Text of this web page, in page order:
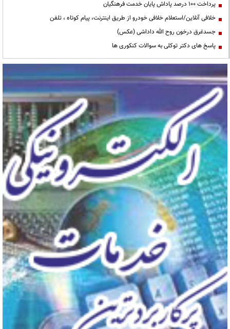
پرداخت ۱۰۰ درصد پاداش پایان خدمت فرهنگیان
خلافی آنلاین/استعلام خلافی خودرو از طریق اینترنت، پیام کوتاه ، تلفن
جسدغرق درخون روح الله داداشی (عکس)
پاسخ های دکتر توکلی به سوالات کنکوری ها